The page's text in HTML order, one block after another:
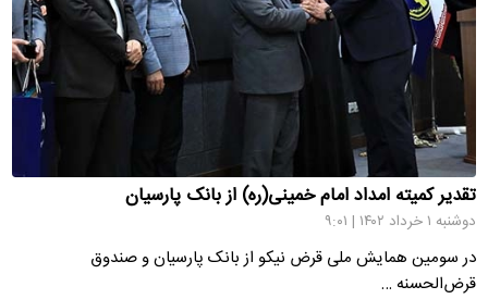
تقدیر کمیته امداد امام خمینی(ره) از بانک پارسیان
دوشنبه ۱ خرداد ۱۴۰۲ | ۹:۰۱
در سومین همایش ملی قرض نیکو از بانک پارسیان و صندوق
قرض‌الحسنه …